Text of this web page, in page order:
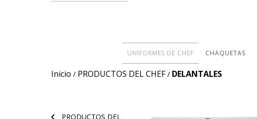
UNIFORMES DE CHEF CHAQUETAS
Inicio / PRODUCTOS DEL CHEF / DELANTALES
PRODUCTOS DEL